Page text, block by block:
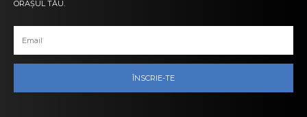
ORAȘUL TĂU.
ÎNSCRIE-TE